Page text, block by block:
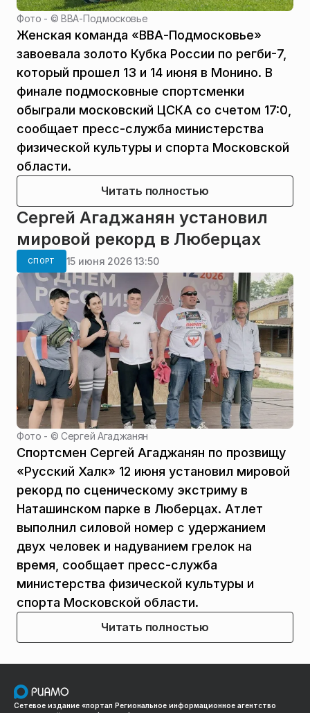
Фото - ©ВВА-Подмосковье
Женская команда «ВВА-Подмосковье»
завоевала золото Кубка России по регби-7,
который прошел 13 и 14 июня в Монино. В
финале подмосковные спортсменки
обыграли московский ЦСКА со счетом 17:0,
сообщает пресс-служба министерства
физической культуры и спорта Московской
области.
Читать полностью
Сергей Агаджанян установил
мировой рекорд в Люберцах
СПОРТ 15 июня 2026 13:50
Фото - ©Сергей Агаджанян
Спортсмен Сергей Агаджанян по прозвищу
«Русский Халк» 12 июня установил мировой
рекорд по сценическому экстриму в
Наташинском парке в Люберцах. Атлет
выполнил силовой номер с удержанием
двух человек и надуванием грелок на
время, сообщает пресс-служба
министерства физической культуры и
спорта Московской области.
Читать полностью
Сетевое издание «портал Региональное информационное агентство